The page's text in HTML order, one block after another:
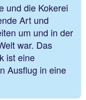
und die Kokerei
Art und
um und in der
war. Das
ist eine
Ausflug in eine